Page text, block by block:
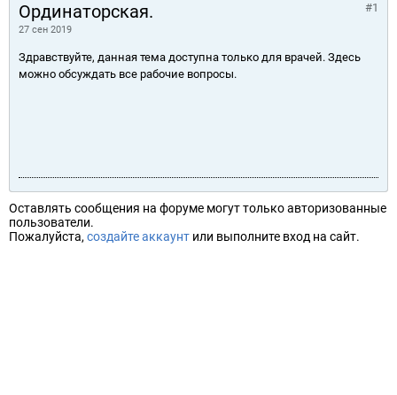
Ординаторская.
27 сен 2019
#1
Здравствуйте, данная тема доступна только для врачей. Здесь
можно обсуждать все рабочие вопросы.
Оставлять сообщения на форуме могут только авторизованные
пользователи.
Пожалуйста, создайте аккаунт или выполните вход на сайт.